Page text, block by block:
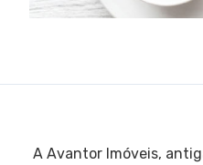
A Avantor Imóveis,